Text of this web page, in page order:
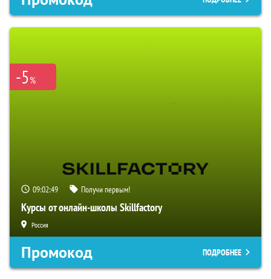
-5%
09:02:48 Получи первым!
Курсы от онлайн-школы Skillfactory
Россия
Промокод ПОДРОБНЕЕ